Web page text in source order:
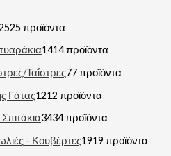
25 προϊόντα
1414 προϊόντα
Ταΐστρες77 προϊόντα
Γάτας1212 προϊόντα
3434 προϊόντα
- Κουβέρτες1919 προϊόντα